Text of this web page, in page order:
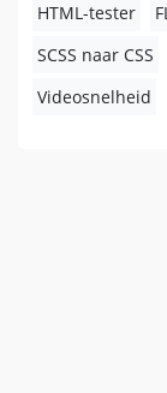
HTML-tester
SCSS naar CSS
Videosnelheid